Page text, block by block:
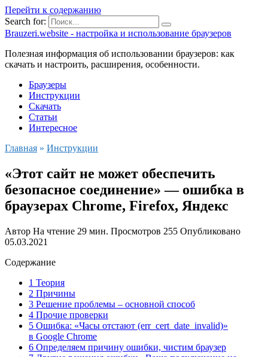
Перейти к содержанию
Search for:
Brauzeri.website - настройка и использование браузеров
Полезная информация об использовании браузеров: как
скачать и настроить, расширения, особенности.
Браузеры
Инструкции
Скачать
Статьи
Интересное
Главная » Инструкции
«Этот сайт не может обеспечить
безопасное соединение» — ошибка в
браузерах Chrome, Firefox, Яндекс
Автор На чтение 29 мин. Просмотров 255 Опубликовано
05.03.2021
Содержание
1 Теория
2 Причины
3 Решение проблемы – основной способ
4 Прочие проверки
5 Ошибка: «Часы отстают (err_cert_date_invalid)»
в Google Chrome
6 Определяем причину ошибки, чистим браузер